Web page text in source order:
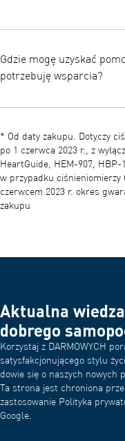
Gdzie mogę uzyskać
potrzebuję wsparcia?
pomocy technicznej
na temat rozwiązywania
* Od daty zakupu. Dotyczy
po 1 czerwca 2023 r., z
HeartGuide, HEM-907, HBP-
w przypadku ciśnieniomierzy
czerwcem 2023 r. okres
zakupu
Aktualna
dobrego
Korzystaj z DARMOWYCH
satysfakcjonującego stylu
dowie się o naszych nowych
Ta strona jest chroniona
zastosowanie Polityka
Google.